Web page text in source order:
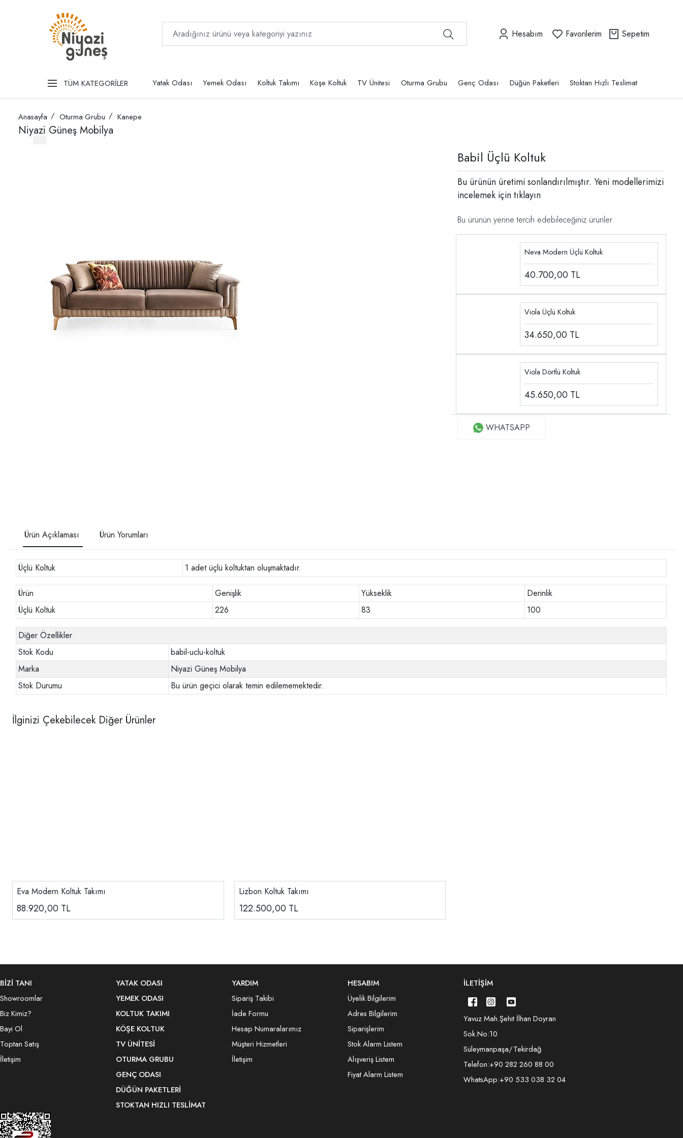
Hesabım Favorilerim Sepetim
TÜM KATEGORİLER Yatak Odası Yemek Odası Koltuk Takımı Köşe Koltuk TV Ünitesi Oturma Grubu Genç Odası Düğün Paketleri Stoktan Hızlı Teslimat
Anasayfa Oturma Grubu Kanepe
Niyazi Güneş Mobilya
Babil Üçlü Koltuk
Bu ürünün üretimi sonlandırılmıştır. Yeni modellerimizi
incelemek içintıklayın
Bu ürünün yerine tercih edebileceğiniz ürünler
Neva Modern Üçlü Koltuk
40.700,00 TL
Viola Üçlü Koltuk
34.650,00 TL
Viola Dörtlü Koltuk
45.650,00 TL
WHATSAPP
Ürün Açıklaması Ürün Yorumları
Üçlü Koltuk 1 adet üçlü koltuktan oluşmaktadır.
Ürün Genişlik Yükseklik
Derinlik
Üçlü Koltuk
226 83 100
Diğer Özellikler
Stok Kodu
babil-uclu-koltuk
Marka
Niyazi Güneş Mobilya
Stok Durumu
Bu ürün geçici olarak temin edilememektedir.
İlginizi Çekebilecek Diğer Ürünler
Eva Modern Koltuk Takımı
88.920,00 TL
Lizbon Koltuk Takımı
122.500,00 TL
BİZİ TANI
Showroomlar
Biz Kimiz?
Bayi Ol
Toptan Satış
İletişim
YATAK ODASI
YEMEK ODASI
KOLTUK TAKIMI
KÖŞE KOLTUK
TV ÜNITESI
OTURMA GRUBU
GENÇ ODASI
DÜĞÜN PAKETLERI
STOKTAN HIZLI TESLIMAT
YARDIM
Sipariş Takibi
İade Formu
Hesap Numaralarımız
Müşteri Hizmetleri
İletişim
HESABIM
Üyelik Bilgilerim
Adres Bilgilerim
Siparişlerim
Stok Alarm Listem
Alışveriş Listem
Fiyat Alarm Listem
İLETIŞIM
Yavuz Mah.Şehit İlhan Doyran
Sok.No:10
Süleymanpaşa/Tekirdağ
Telefon:+90 282 260 88 00
WhatsApp:+90 533 038 32 04